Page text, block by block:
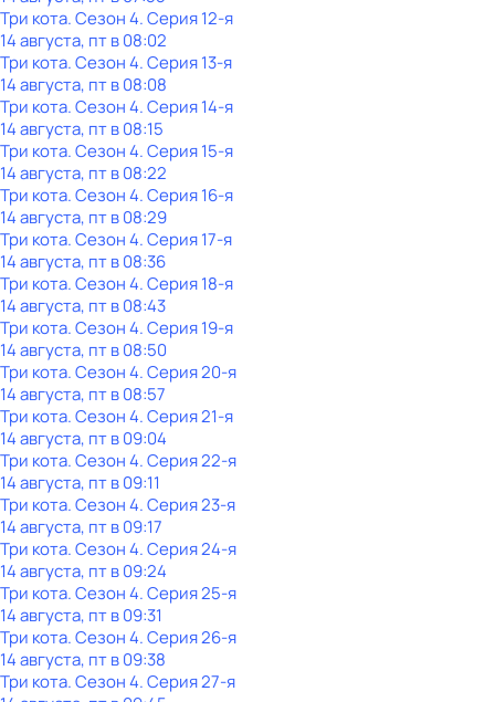
Три кота. Сезон 4. Серия 12-я
14 августа, пт в 08:02
Три кота. Сезон 4. Серия 13-я
14 августа, пт в 08:08
Три кота. Сезон 4. Серия 14-я
14 августа, пт в 08:15
Три кота. Сезон 4. Серия 15-я
14 августа, пт в 08:22
Три кота. Сезон 4. Серия 16-я
14 августа, пт в 08:29
Три кота. Сезон 4. Серия 17-я
14 августа, пт в 08:36
Три кота. Сезон 4. Серия 18-я
14 августа, пт в 08:43
Три кота. Сезон 4. Серия 19-я
14 августа, пт в 08:50
Три кота. Сезон 4. Серия 20-я
14 августа, пт в 08:57
Три кота. Сезон 4. Серия 21-я
14 августа, пт в 09:04
Три кота. Сезон 4. Серия 22-я
14 августа, пт в 09:11
Три кота. Сезон 4. Серия 23-я
14 августа, пт в 09:17
Три кота. Сезон 4. Серия 24-я
14 августа, пт в 09:24
Три кота. Сезон 4. Серия 25-я
14 августа, пт в 09:31
Три кота. Сезон 4. Серия 26-я
14 августа, пт в 09:38
Три кота. Сезон 4. Серия 27-я